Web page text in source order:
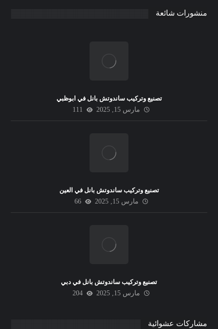
منشورات شائعة
تصنيع وتركيب ساندوتش بانل في ابوظبي
مارس 15, 2025
111
تصنيع وتركيب ساندوتش بانل في العين
مارس 15, 2025
66
تصنيع وتركيب ساندوتش بانل في دبي
مارس 15, 2025
204
مشاركات عشوائية